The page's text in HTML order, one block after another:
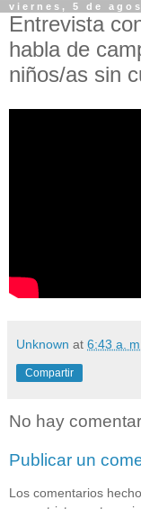
viernes, 5 de
Entrevista
habla de
niños/as sin
Unknown at 6:43 a. m.
Compartir
No hay
Publicar un
Los comentarios